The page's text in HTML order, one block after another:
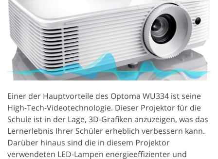
Einer der Hauptvorteile des Optoma WU334 ist seine
High-Tech-Videotechnologie. Dieser Projektor für die
Schule ist in der Lage, 3D-Grafiken anzuzeigen, was das
Lernerlebnis Ihrer Schüler erheblich verbessern kann.
Darüber hinaus sind die in diesem Projektor
verwendeten LED-Lampen energieeffizienter und